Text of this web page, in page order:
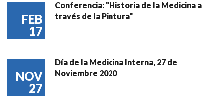
FEB
17
Conferencia: "Historia de la Medicina a
través de la Pintura"
NOV
27
Día de la Medicina Interna, 27 de
Noviembre 2020